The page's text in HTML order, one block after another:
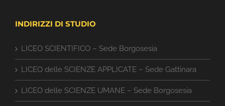
INDIRIZZI DI STUDIO
LICEO SCIENTIFICO – Sede Borgosesia
LICEO delle SCIENZE APPLICATE – Sede Gattinara
LICEO delle SCIENZE UMANE – Sede Borgosesia